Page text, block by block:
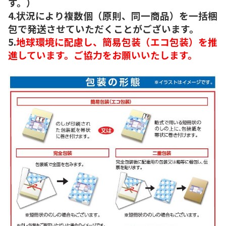
4.状況により複数個（原則、同一商品）を一括梱
包で発送させていただくことがございます。
5.地球環境に配慮し、簡易包装（エコ包装）を推
進しています。ご協力をお願いいたします。